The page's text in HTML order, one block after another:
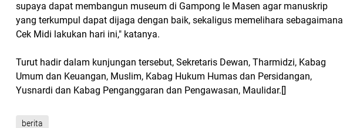
supaya dapat membangun museum di Gampong Ie Masen agar manuskrip
yang terkumpul dapat dijaga dengan baik, sekaligus memelihara sebagaimana
Cek Midi lakukan hari ini," katanya.
Turut hadir dalam kunjungan tersebut, Sekretaris Dewan, Tharmidzi, Kabag
Umum dan Keuangan, Muslim, Kabag Hukum Humas dan Persidangan,
Yusnardi dan Kabag Penganggaran dan Pengawasan, Maulidar.[]
berita